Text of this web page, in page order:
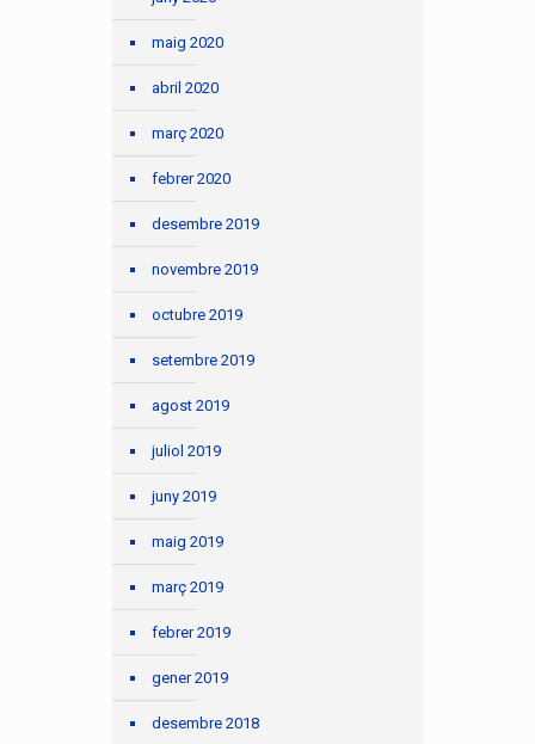
maig 2020
abril 2020
març 2020
febrer 2020
desembre 2019
novembre 2019
octubre 2019
setembre 2019
agost 2019
juliol 2019
juny 2019
maig 2019
març 2019
febrer 2019
gener 2019
desembre 2018